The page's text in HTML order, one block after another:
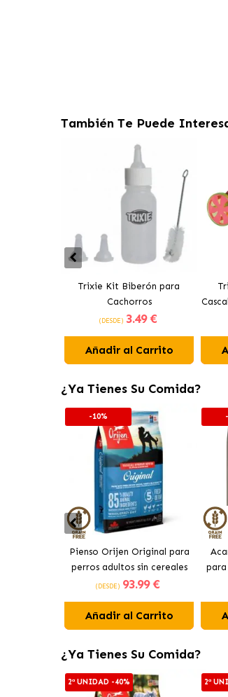
También Te Puede
Trixie Kit Biberón para
Cachorros
(DESDE) 3.49 €
Añadir al Carrito
¿Ya Tienes Su Comida?
-10%
Pienso Orijen Original para
perros adultos sin cereales
de pollo
(DESDE) 93.99 €
Añadir al Carrito
para
¿Ya Tienes Su Comida?
2ª UNIDAD -40% 2ª